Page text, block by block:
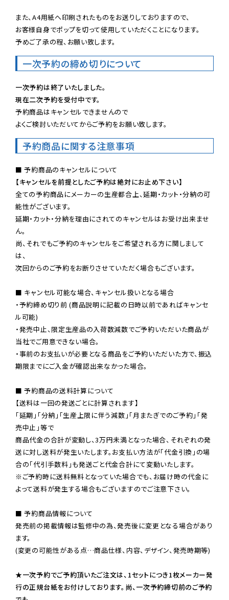
また、A4用紙へ印刷されたものをお送りしておりますので、
お客様自身でポップを切って使用していただくことになります。
予めご了承の程、お願い致します。
一次予約の締め切りについて
一次予約は終了いたしました。
現在二次予約を受付中です。
予約商品はキャンセルできませんので
よくご検討いただいてからご予約をお願い致します。
予約商品に関する注意事項
【キャンセルを前提としたご予約は絶対にお止め下さい】
全ての予約商品にメーカーの生産都合上、延期・カット・分納の可
能性がございます。
延期・カット・分納を理由にされてのキャンセルはお受け出来ませ
ん。
尚、それでもご予約のキャンセルをご希望される方に関しまして
は、
次回からのご予約をお断りさせていただく場合もございます。
■ キャンセル可能な場合、キャンセル扱いとなる場合
・予約締め切り前 (商品説明に記載の日時以前であればキャンセ
ル可能)
・発売中止、限定生産品の入荷数減数でご予約いただいた商品が
当社でご用意できない場合。
・事前のお支払いが必要となる商品をご予約いただいた方で、振込
期限までにご入金が確認出来なかった場合。
■ 予約商品の送料計算について
【送料は一回の発送ごとに計算されます】
「延期」「分納」「生産上限に伴う減数」「月またぎでのご予約」「発
売中止」等で
商品代金の合計が変動し、3万円未満となった場合、それぞれの発
送に対し送料が発生いたします。お支払い方法が「代金引換」の場
※ご予約時に送料無料となっていた場合でも、お届け時の代金に
よって送料が発生する場合もございますのでご注意下さい。
■ 予約商品情報について
発売前の掲載情報は監修中の為、発売後に変更となる場合があり
ます。
(変更の可能性がある点…商品仕様、内容、デザイン、発売時期等)
★一次予約でご予約頂いたご注文は、1セットにつき1枚メーカー発
行の正規台紙をお付けしております。尚、一次予約締切前のご予約